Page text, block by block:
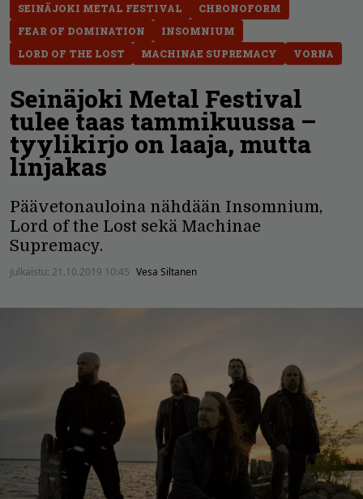
SEINÄJOKI METAL FESTIVAL
CHRONOFORM
FEAR OF DOMINATION
INSOMNIUM
LORD OF THE LOST
MACHINAE SUPREMACY VORNA
Seinäjoki Metal Festival
tulee taas tammikuussa –
tyylikirjo on laaja, mutta
linjakas
Päävetonauloina nähdään Insomnium,
Lord of the Lost sekä Machinae
Supremacy.
Julkaistu: 21.10.2019 10:45 Vesa Siltanen